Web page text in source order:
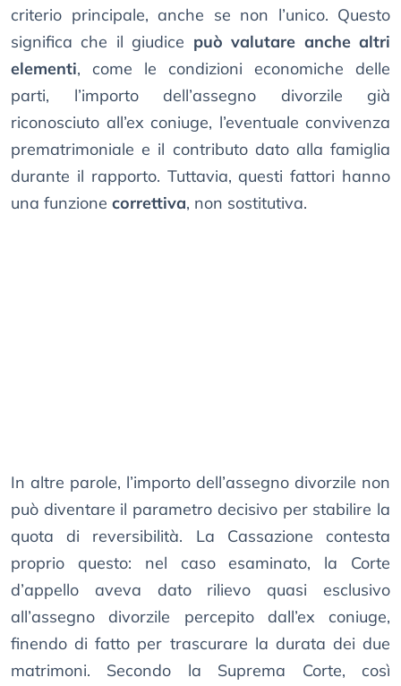
criterio principale, anche se non l’unico. Questo
significa che il giudice può valutare anche altri
elementi, come le condizioni economiche delle
parti, l’importo dell’assegno divorzile già
riconosciuto all’ex coniuge, l’eventuale convivenza
prematrimoniale e il contributo dato alla famiglia
durante il rapporto. Tuttavia, questi fattori hanno
una funzione correttiva, non sostitutiva.
In altre parole, l’importo dell’assegno divorzile non
può diventare il parametro decisivo per stabilire la
quota di reversibilità. La Cassazione contesta
proprio questo: nel caso esaminato, la Corte
d’appello aveva dato rilievo quasi esclusivo
all’assegno divorzile percepito dall’ex coniuge,
finendo di fatto per trascurare la durata dei due
matrimoni. Secondo la Suprema Corte, così